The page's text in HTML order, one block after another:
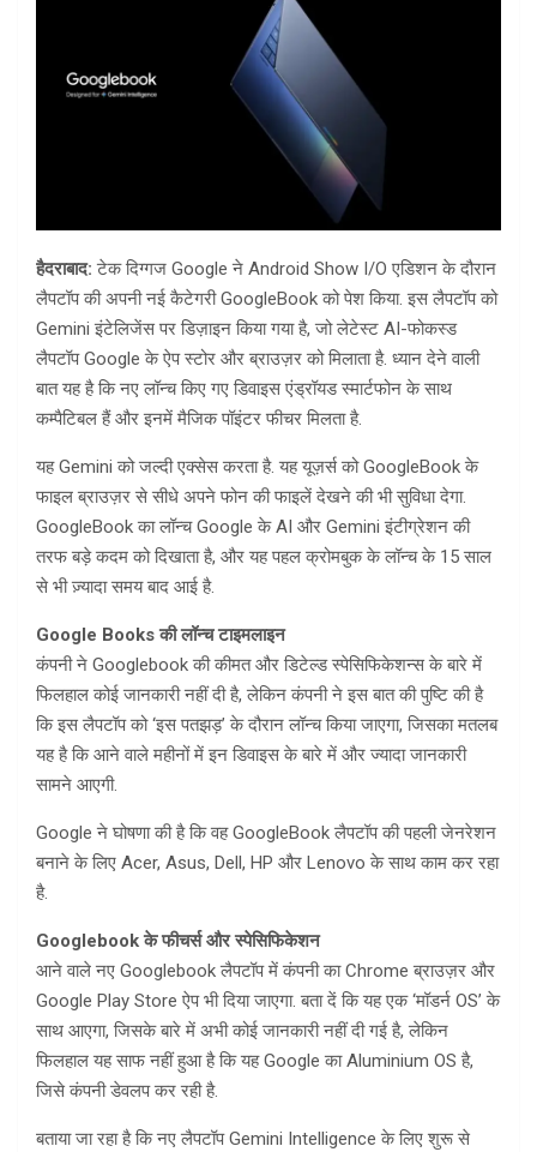
हैदराबाद:टेक दिग्गज Google ने Android Show I/O एडिशन के दौरान
लैपटॉप की अपनी नई कैटेगरी GoogleBook को पेश किया. इस लैपटॉप को
Gemini इंटेलिजेंस पर डिज़ाइन किया गया है, जो लेटेस्ट AI-फोकस्ड
लैपटॉप Google के ऐप स्टोर और ब्राउज़र को मिलाता है. ध्यान देने वाली
बात यह है कि नए लॉन्च किए गए डिवाइस एंड्रॉयड स्मार्टफोन के साथ
कम्पैटिबल हैं और इनमें मैजिक पॉइंटर फीचर मिलता है.
यह Gemini को जल्दी एक्सेस करता है. यह यूज़र्स को GoogleBook के
फाइल ब्राउज़र से सीधे अपने फोन की फाइलें देखने की भी सुविधा देगा.
GoogleBook का लॉन्च Google के AI और Gemini इंटीग्रेशन की
तरफ बड़े कदम को दिखाता है, और यह पहल क्रोमबुक के लॉन्च के 15 साल
से भी ज़्यादा समय बाद आई है.
Google Books की लॉन्च टाइमलाइन
कंपनी ने Googlebook की कीमत और डिटेल्ड स्पेसिफिकेशन्स के बारे में
फिलहाल कोई जानकारी नहीं दी है, लेकिन कंपनी ने इस बात की पुष्टि की है
कि इस लैपटॉप को ‘इस पतझड़’ के दौरान लॉन्च किया जाएगा, जिसका मतलब
यह है कि आने वाले महीनों में इन डिवाइस के बारे में और ज्यादा जानकारी
सामने आएगी.
Google ने घोषणा की है कि वह GoogleBook लैपटॉप की पहली जेनरेशन
बनाने के लिए Acer, Asus, Dell, HP और Lenovo के साथ काम कर रहा
है.
Googlebook के फीचर्स और स्पेसिफिकेशन
आने वाले नए Googlebook लैपटॉप में कंपनी का Chrome ब्राउज़र और
Google Play Store ऐप भी दिया जाएगा. बता दें कि यह एक ‘मॉडर्न OS’ के
साथ आएगा, जिसके बारे में अभी कोई जानकारी नहीं दी गई है, लेकिन
फिलहाल यह साफ नहीं हुआ है कि यह Google का Aluminium OS है,
जिसे कंपनी डेवलप कर रही है.
बताया जा रहा है कि नए लैपटॉप Gemini Intelligence के लिए शुरू से